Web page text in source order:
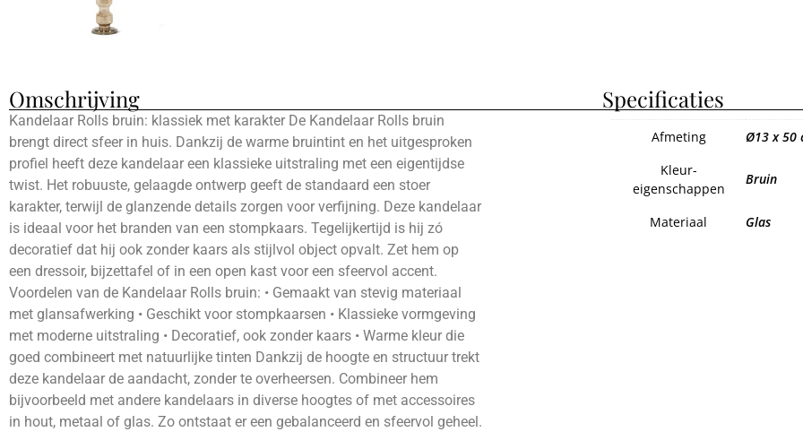
Omschrijving
Kandelaar Rolls bruin: klassiek met karakter De Kandelaar Rolls bruin
brengt direct sfeer in huis. Dankzij de warme bruintint en het uitgesproken
profiel heeft deze kandelaar een klassieke uitstraling met een eigentijdse
twist. Het robuuste, gelaagde ontwerp geeft de standaard een stoer
karakter, terwijl de glanzende details zorgen voor verfijning. Deze kandelaar
is ideaal voor het branden van een stompkaars. Tegelijkertijd is hij zó
decoratief dat hij ook zonder kaars als stijlvol object opvalt. Zet hem op
een dressoir, bijzettafel of in een open kast voor een sfeervol accent.
Voordelen van de Kandelaar Rolls bruin: • Gemaakt van stevig materiaal
met glansafwerking • Geschikt voor stompkaarsen • Klassieke vormgeving
met moderne uitstraling • Decoratief, ook zonder kaars • Warme kleur die
goed combineert met natuurlijke tinten Dankzij de hoogte en structuur trekt
deze kandelaar de aandacht, zonder te overheersen. Combineer hem
bijvoorbeeld met andere kandelaars in diverse hoogtes of met accessoires
in hout, metaal of glas. Zo ontstaat er een gebalanceerd en sfeervol geheel.
Specificaties
Afmeting
Ø13 x 50
Kleur-
eigenschappen
Bruin
Materiaal Glas